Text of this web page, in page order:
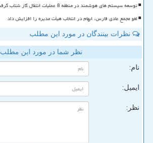
توسعه سیستم های هوشمند در منطقه 8 عملیات انتقال گاز شتاب گرفت
لغو مجمع عادی فارس، ابهام در انتخاب هیأت مدیره را افزایش داد
نظرات بینندگان در مورد این مطلب
نظر شما در مورد این مطلب
نام:
ایمیل:
نظر: